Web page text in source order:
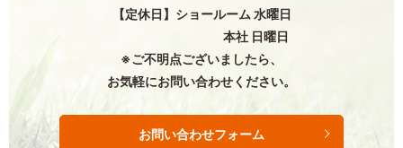
【定休日】ショールーム 水曜日
本社 日曜日
※ご不明点ございましたら、
お気軽にお問い合わせください。
お問い合わせフォーム